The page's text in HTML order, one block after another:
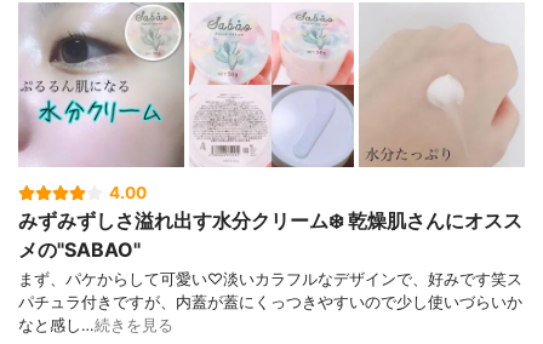
4.00
みずみずしさ溢れ出す水分クリーム❄️ 乾燥肌さんにオスス
メの"SABAO"
まず、パケからして可愛い♡淡いカラフルなデザインで、好みです笑ス
パチュラ付きですが、内蓋が蓋にくっつきやすいので少し使いづらいか
なと感し…続きを見る